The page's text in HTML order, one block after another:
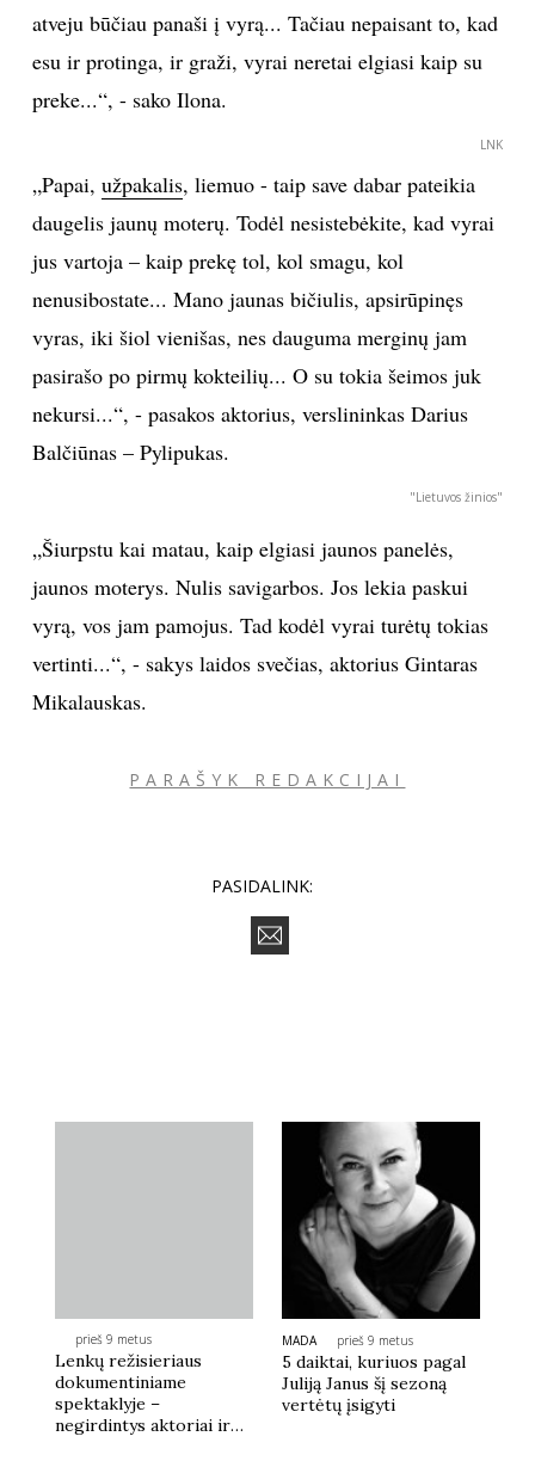
Prenumeruodami portalą,
taisyklėmis
atveju būčiau panaši į vyrą... Tačiau nepaisant to, kad
esu ir protinga, ir graži, vyrai neretai elgiasi kaip su
preke...“, - sako Ilona.
LNK
„Papai, užpakalis, liemuo - taip save dabar pateikia
daugelis jaunų moterų. Todėl nesistebėkite, kad vyrai
jus vartoja – kaip prekę tol, kol smagu, kol
nenusibostate... Mano jaunas bičiulis, apsirūpinęs
vyras, iki šiol vienišas, nes dauguma merginų jam
pasirašo po pirmų kokteilių... O su tokia šeimos juk
nekursi...“, - pasakos aktorius, verslininkas Darius
Balčiūnas – Pylipukas.
"Lietuvos žinios"
„Šiurpstu kai matau, kaip elgiasi jaunos panelės,
jaunos moterys. Nulis savigarbos. Jos lekia paskui
vyrą, vos jam pamojus. Tad kodėl vyrai turėtų tokias
vertinti...“, - sakys laidos svečias, aktorius Gintaras
Mikalauskas.
PARAŠYK REDAKCIJAI
PASIDALINK:
prieš 9 metus
Lenkų režisieriaus
dokumentiniame
spektaklyje –
negirdintys aktoriai ir
MADA prieš 9 metus
5 daiktai, kuriuos pagal
Juliją Janus šį sezoną
vertėtų įsigyti